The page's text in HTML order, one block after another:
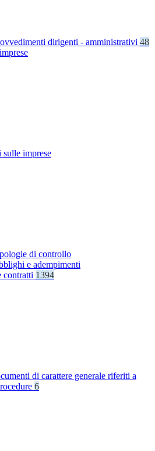
dirigenti - amministrativi 48
imprese
di controllo
e adempimenti
contratti 1394
di carattere generale riferiti a
6